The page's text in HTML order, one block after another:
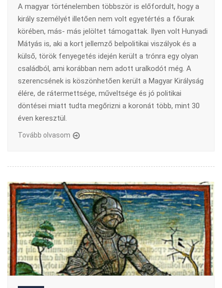
A magyar történelemben többször is előfordult, hogy a
király személyét illetően nem volt egyetértés a főurak
körében, más- más jelöltet támogattak. Ilyen volt Hunyadi
Mátyás is, aki a kort jellemző belpolitikai viszályok és a
külső, török fenyegetés idején került a trónra egy olyan
családból, ami korábban nem adott uralkodót még. A
szerencsének is köszönhetően került a Magyar Királyság
élére, de rátermettsége, műveltsége és jó politikai
döntései miatt tudta megőrizni a koronát több, mint 30
éven keresztül.
Tovább olvasom